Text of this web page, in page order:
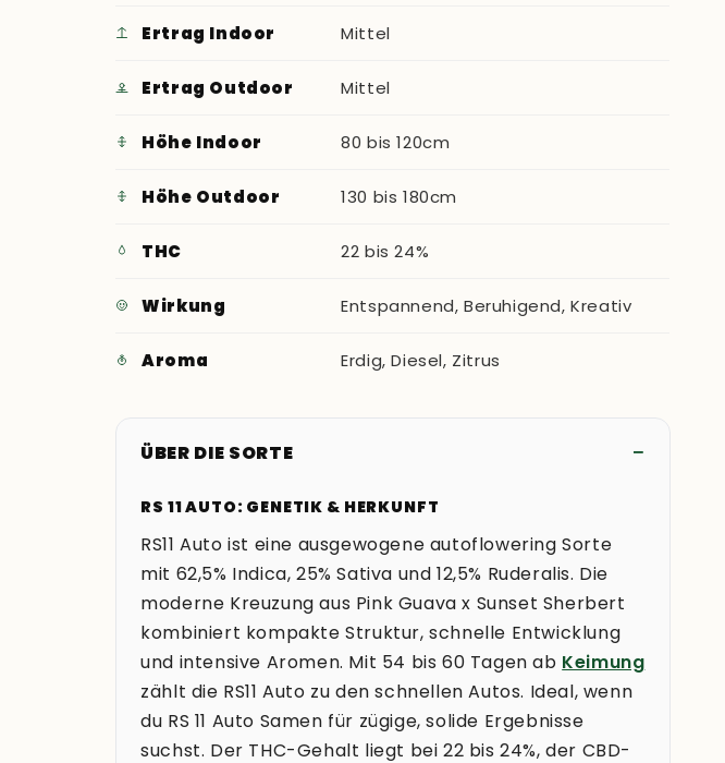
Ertrag Indoor Mittel
Ertrag Outdoor Mittel
Höhe Indoor 80 bis 120cm
Höhe Outdoor 130 bis 180cm
THC 22 bis 24%
Wirkung Entspannend, Beruhigend, Kreativ
Aroma Erdig, Diesel, Zitrus
ÜBER DIE SORTE
RS 11 AUTO: GENETIK & HERKUNFT
RS11 Auto ist eine ausgewogene autoflowering Sorte
mit 62,5% Indica, 25% Sativa und 12,5% Ruderalis. Die
moderne Kreuzung aus Pink Guava x Sunset Sherbert
kombiniert kompakte Struktur, schnelle Entwicklung
und intensive Aromen. Mit 54 bis 60 Tagen ab Keimung
zählt die RS11 Auto zu den schnellen Autos. Ideal, wenn
du RS 11 Auto Samen für zügige, solide Ergebnisse
suchst. Der THC-Gehalt liegt bei 22 bis 24%, der CBD-